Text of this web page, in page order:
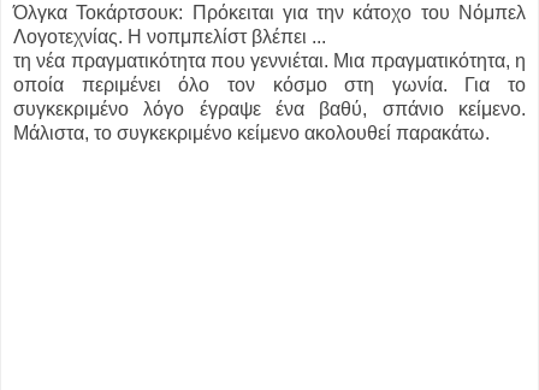
Όλγκα Τοκάρτσουκ: Πρόκειται για την κάτοχο του Νόμπελ
Λογοτεχνίας. Η νοπμπελίστ βλέπει ...
τη νέα πραγματικότητα που γεννιέται. Μια πραγματικότητα, η
οποία περιμένει όλο τον κόσμο στη γωνία. Για το
συγκεκριμένο λόγο έγραψε ένα βαθύ, σπάνιο κείμενο.
Μάλιστα, το συγκεκριμένο κείμενο ακολουθεί παρακάτω.